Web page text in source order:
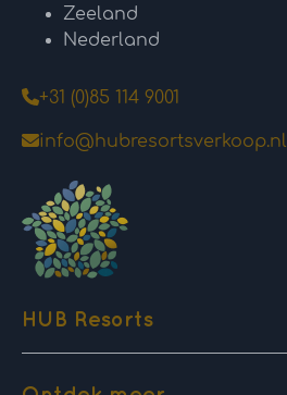
Zeeland
Nederland
+31 (0)85 114 9001
info@hubresortsverkoop.nl
HUB Resorts